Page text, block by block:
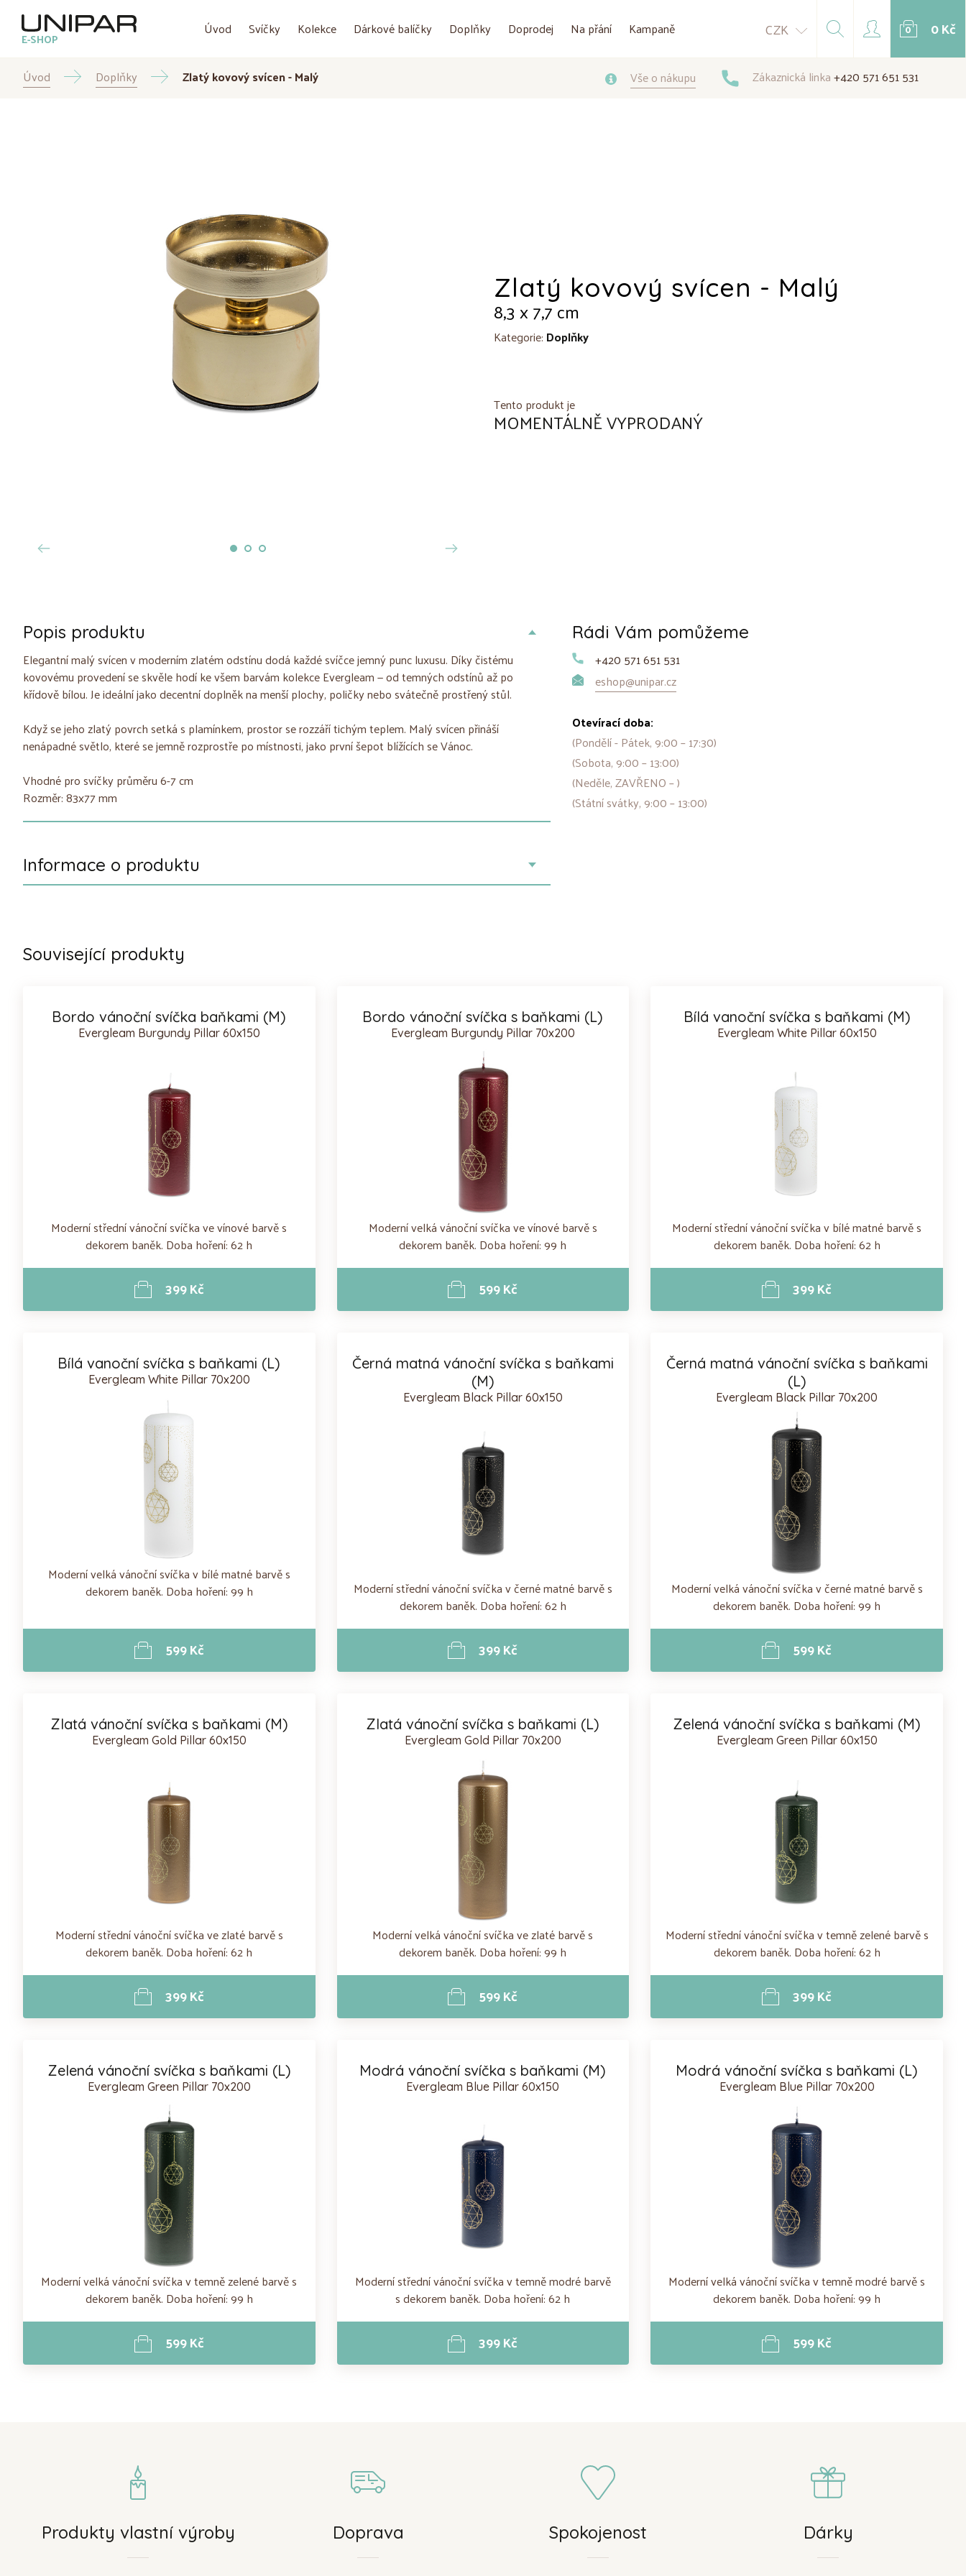
E-SHOP Úvod Svíčky Kolekce Dárkové balíčky Doplňky Doprodej Na přání Kampaně CZK 0 0 Kč
Úvod Doplňky Zlatý kovový svícen - Malý Vše o nákupu Zákaznická linka+420 571 651 531
Zlatý kovový svícen - Malý
8,3 x 7,7 cm
Kategorie: Doplňky
Tento produkt je
MOMENTÁLNĚ VYPRODANÝ
Popis produktu
Elegantní malý svícen v moderním zlatém odstínu dodá každé svíčce jemný punc luxusu. Díky čistému
kovovému provedení se skvěle hodí ke všem barvám kolekce Evergleam — od temných odstínů až po
křídově bílou. Je ideální jako decentní doplněk na menší plochy, poličky nebo svátečně prostřený stůl.
Když se jeho zlatý povrch setká s plamínkem, prostor se rozzáří tichým teplem. Malý svícen přináší
nenápadné světlo, které se jemně rozprostře po místnosti, jako první šepot blížících se Vánoc.
Vhodné pro svíčky průměru 6-7 cm
Rozměr: 83x77 mm
Informace o produktu
Rádi Vám pomůžeme
+420 571 651 531
eshop@unipar.cz
Otevírací doba:
(Pondělí - Pátek, 9:00 – 17:30)
(Sobota, 9:00 – 13:00)
(Neděle, ZAVŘENO – )
(Státní svátky, 9:00 – 13:00)
Související produkty
Bordo vánoční svíčka baňkami (M)
Evergleam Burgundy Pillar 60x150
Moderní střední vánoční svíčka ve vínové barvě s
dekorem baněk. Doba hoření: 62 h
399 Kč
Bordo vánoční svíčka s baňkami (L)
Evergleam Burgundy Pillar 70x200
Moderní velká vánoční svíčka ve vínové barvě s
dekorem baněk. Doba hoření: 99 h
599 Kč
Bílá vanoční svíčka s baňkami (M)
Evergleam White Pillar 60x150
Moderní střední vánoční svíčka v bílé matné barvě s
dekorem baněk. Doba hoření: 62 h
399 Kč
Bílá vanoční svíčka s baňkami (L)
Evergleam White Pillar 70x200
Moderní velká vánoční svíčka v bílé matné barvě s
dekorem baněk. Doba hoření: 99 h
599 Kč
Černá matná vánoční svíčka s baňkami
(M)
Evergleam Black Pillar 60x150
Moderní střední vánoční svíčka v černé matné barvě s
dekorem baněk. Doba hoření: 62 h
399 Kč
Černá matná vánoční svíčka s baňkami
(L)
Evergleam Black Pillar 70x200
Moderní velká vánoční svíčka v černé matné barvě s
dekorem baněk. Doba hoření: 99 h
599 Kč
Zlatá vánoční svíčka s baňkami (M)
Evergleam Gold Pillar 60x150
Moderní střední vánoční svíčka ve zlaté barvě s
dekorem baněk. Doba hoření: 62 h
399 Kč
Zlatá vánoční svíčka s baňkami (L)
Evergleam Gold Pillar 70x200
Moderní velká vánoční svíčka ve zlaté barvě s
dekorem baněk. Doba hoření: 99 h
599 Kč
Zelená vánoční svíčka s baňkami (M)
Evergleam Green Pillar 60x150
Moderní střední vánoční svíčka v temně zelené barvě s
dekorem baněk. Doba hoření: 62 h
399 Kč
Zelená vánoční svíčka s baňkami (L)
Evergleam Green Pillar 70x200
Moderní velká vánoční svíčka v temně zelené barvě s
dekorem baněk. Doba hoření: 99 h
599 Kč
Modrá vánoční svíčka s baňkami (M)
Evergleam Blue Pillar 60x150
Moderní střední vánoční svíčka v temně modré barvě
s dekorem baněk. Doba hoření: 62 h
399 Kč
Modrá vánoční svíčka s baňkami (L)
Evergleam Blue Pillar 70x200
Moderní velká vánoční svíčka v temně modré barvě s
dekorem baněk. Doba hoření: 99 h
599 Kč
Produkty vlastní výroby Doprava Spokojenost Dárky